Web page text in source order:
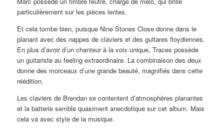
particulièrement sur les pièces lentes.
Et cela tombe bien, puisque Nine Stones Close donne dans le
planant avec des nappes de claviers et des guitares floydiennes.
En plus d’avoir d’un chanteur à la voix unique, Traces possède
un guitariste au feeling extraordinaire. La combinaison des deux
donne des morceaux d’une grande beauté, magnifiés dans cette
réédition.
Les claviers de Brendan se contentent d’atmosphères planantes
et la batterie semble quasiment anecdotique sur cet album. Mais
cela va avec style de la musique.